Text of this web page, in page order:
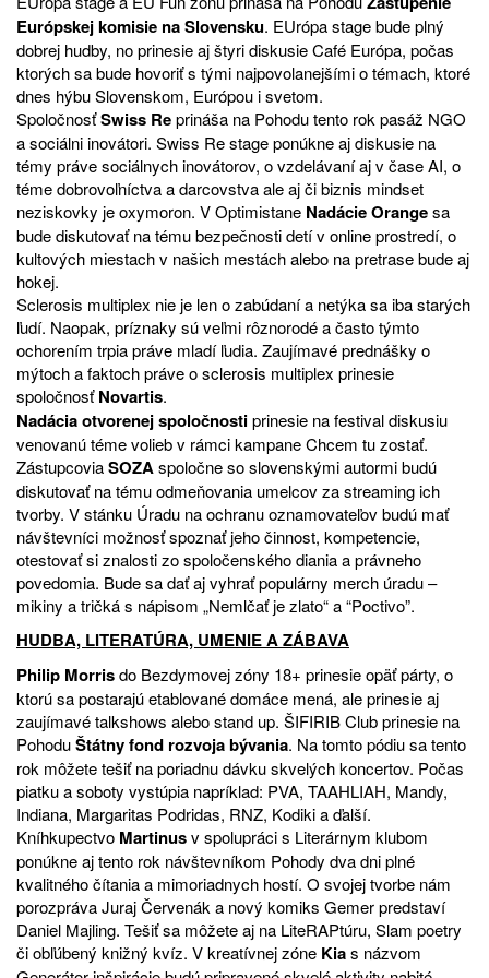
Európskej komisie na Slovensku. EUrópa stage bude plný
dobrej hudby, no prinesie aj štyri diskusie Café Európa, počas
ktorých sa bude hovoriť s tými najpovolanejšími o témach, ktoré
dnes hýbu Slovenskom, Európou i svetom.
SpoločnosťSwiss Reprináša na Pohodu tento rok pasáž NGO
a sociálni inovátori. Swiss Re stage ponúkne aj diskusie na
témy práve sociálnych inovátorov, o vzdelávaní aj v čase AI, o
téme dobrovoľníctva a darcovstva ale aj či biznis mindset
neziskovky je oxymoron. V Optimistane Nadácie Orangesa
bude diskutovať na tému bezpečnosti detí v online prostredí, o
kultových miestach v našich mestách alebo na pretrase bude aj
hokej.
Sclerosis multiplex nie je len o zabúdaní a netýka sa iba starých
ľudí. Naopak, príznaky sú veľmi rôznorodé a často týmto
ochorením trpia práve mladí ľudia. Zaujímavé prednášky o
mýtoch a faktoch práve o sclerosis multiplex prinesie
spoločnosťNovartis.
Nadácia otvorenej spoločnostiprinesie na festival diskusiu
venovanú téme volieb v rámci kampane Chcem tu zostať.
ZástupcoviaSOZAspoločne so slovenskými autormi budú
diskutovať na tému odmeňovania umelcov za streaming ich
tvorby. V stánku Úradu na ochranu oznamovateľov budú mať
návštevníci možnosť spoznať jeho činnost, kompetencie,
otestovať si znalosti zo spoločenského diania a právneho
povedomia. Bude sa dať aj vyhrať populárny merch úradu –
mikiny a tričká s nápisom „Nemlčať je zlato“ a “Poctivo”.
HUDBA, LITERATÚRA, UMENIE A ZÁBAVA
Philip Morrisdo Bezdymovej zóny 18+ prinesie opäť párty, o
ktorú sa postarajú etablované domáce mená, ale prinesie aj
zaujímavé talkshows alebo stand up. ŠIFIRIB Club prinesie na
PohoduŠtátny fond rozvoja bývania. Na tomto pódiu sa tento
rok môžete tešiť na poriadnu dávku skvelých koncertov. Počas
piatku a soboty vystúpia napríklad: PVA, TAAHLIAH, Mandy,
Indiana, Margaritas Podridas, RNZ, Kodiki a ďalší.
Kníhkupectvo Martinusv spolupráci s Literárnym klubom
ponúkne aj tento rok návštevníkom Pohody dva dni plné
kvalitného čítania a mimoriadnych hostí. O svojej tvorbe nám
porozpráva Juraj Červenák a nový komiks Gemer predstaví
Daniel Majling. Tešiť sa môžete aj na LiteRAPtúru, Slam poetry
či obľúbený knižný kvíz. V kreatívnej zóne Kias názvom